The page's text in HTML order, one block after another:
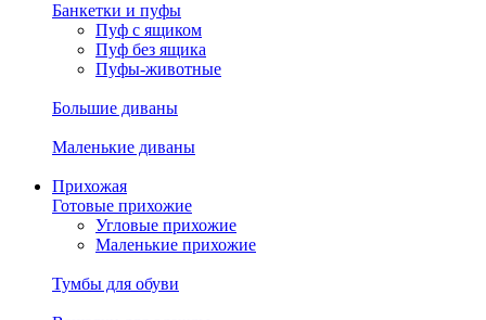
Банкетки и пуфы
Пуф с ящиком
Пуф без ящика
Пуфы-животные
Большие диваны
Маленькие диваны
Прихожая
Готовые прихожие
Угловые прихожие
Маленькие прихожие
Тумбы для обуви